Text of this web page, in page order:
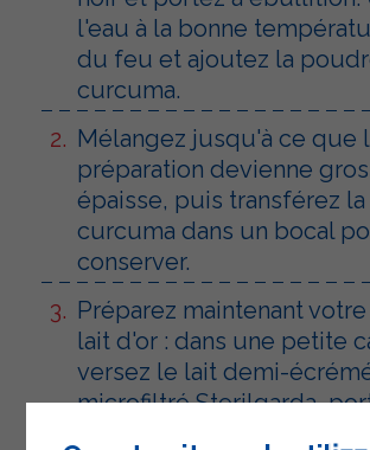
l'eau à la bonne
du feu et ajoutez la
curcuma.
Mélangez jusqu'à ce que
préparation devienne
épaisse, puis transférez
curcuma dans un bocal
conserver.
Préparez maintenant
lait d'or : dans une petite
versez le lait demi-
microfiltré Sterilgarda,